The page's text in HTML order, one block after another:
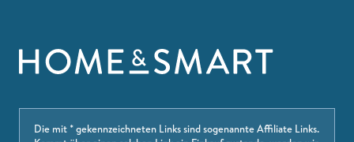
Die mit * gekennzeichneten Links sind sogenannte Affiliate Links.